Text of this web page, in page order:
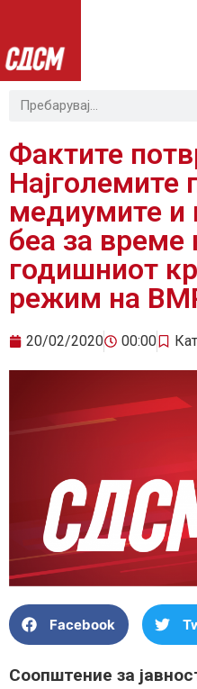
Фактите
Најголемите
медиумите и
беа за време
годишниот
режим на
20/02/2020 00:00
Facebook
Соопштение за